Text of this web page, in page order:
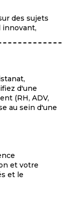
des sujets
innovant,
d'une
(RH, ADV,
au sein d'une
et votre
et le